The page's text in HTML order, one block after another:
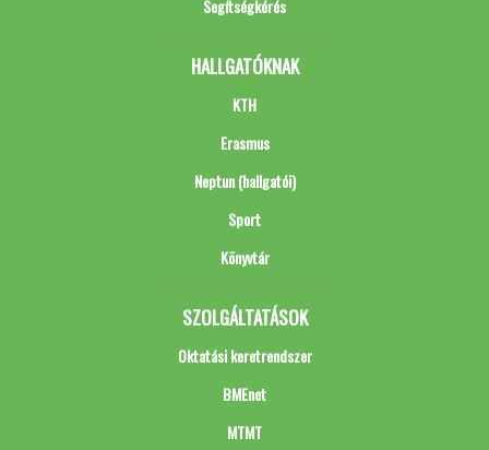
Segítségkérés
HALLGATÓKNAK
KTH
Erasmus
Neptun (hallgatói)
Sport
Könyvtár
SZOLGÁLTATÁSOK
Oktatási keretrendszer
BMEnet
MTMT